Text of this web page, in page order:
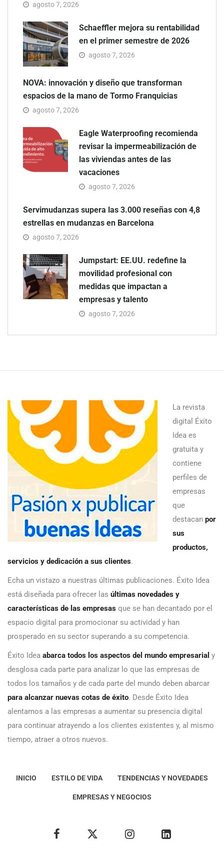
agosto 7, 2026
Schaeffler mejora su rentabilidad
en el primer semestre de 2026
agosto 7, 2026
NOVA: innovación y diseño que transforman
espacios de la mano de Tormo Franquicias
agosto 7, 2026
Eagle Waterproofing recomienda
revisar la impermeabilización de
las viviendas antes de las
vacaciones
agosto 7, 2026
Servimudanzas supera las 3.000 reseñas con 4,8
estrellas en mudanzas en Barcelona
agosto 7, 2026
Jumpstart: EE.UU. redefine la
movilidad profesional con
medidas que impactan a
empresas y talento
agosto 7, 2026
La revista
digital Éxito
Idea es
gratuita y
contiene
perfiles de
empresas
que
destacan por
sus
productos,
servicios y dedicación a sus clientes.
Echa un vistazo a nuestras últimas publicaciones. Éxito Idea
está diseñada para ofrecer las últimas novedades y
características de las empresas que se han decantado por el
espacio digital para promocionar su actividad y han
prosperado en su sector superando a su competencia.
Éxito Idea abarca todos los aspectos del mundo empresarial y
desglosa cada parte para analizar lo que las empresas de
todos los tamaños y de cada parte del mundo deben abarcar
para alcanzar nuevas cotas de éxito. Desde Éxito Idea
alentamos a las empresas a aumentar su presencia digital
para continuar atrayendo a los clientes existentes y, al mismo
tiempo, atraer a otros nuevos.
INICIO ESTILO DE VIDA TENDENCIAS Y NOVEDADES
EMPRESAS Y NEGOCIOS